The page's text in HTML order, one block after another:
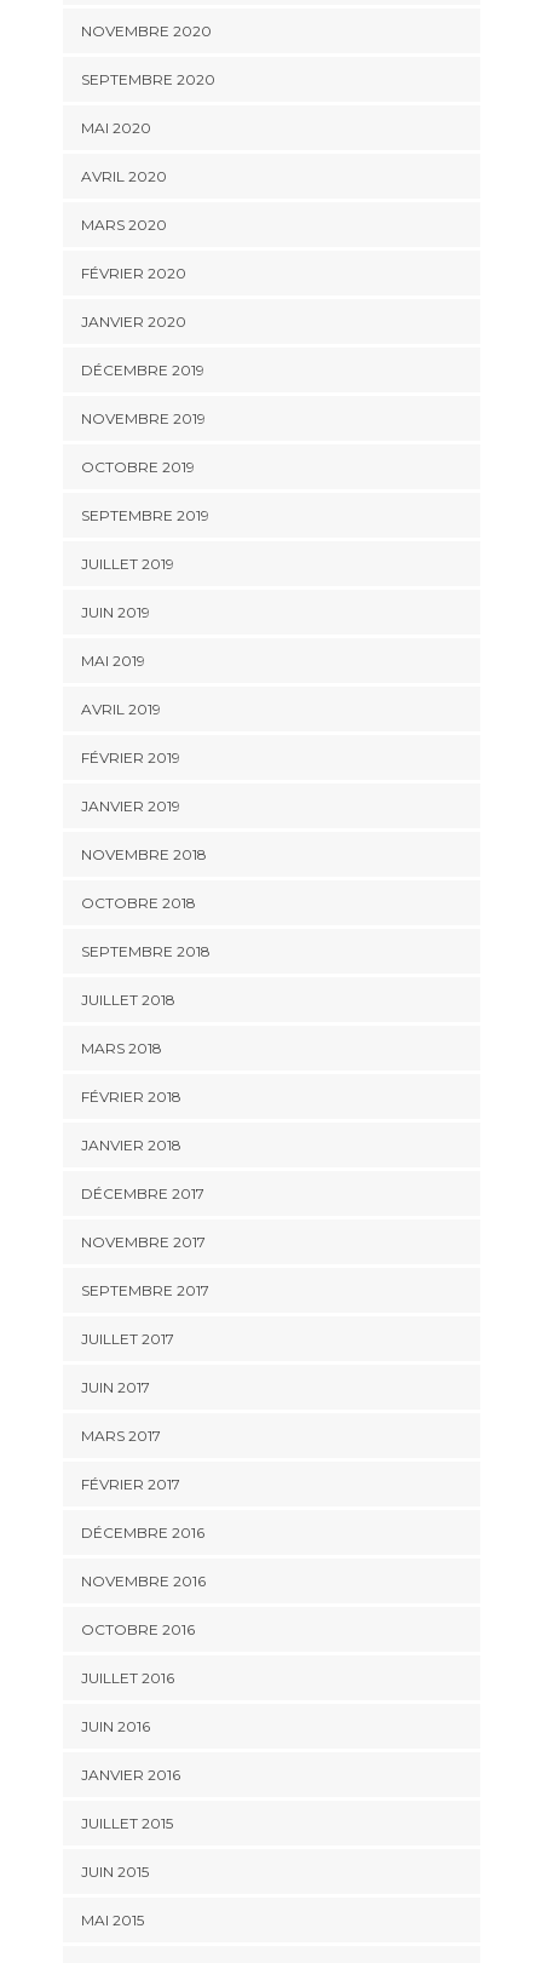
NOVEMBRE 2020
SEPTEMBRE 2020
MAI 2020
AVRIL 2020
MARS 2020
FÉVRIER 2020
JANVIER 2020
DÉCEMBRE 2019
NOVEMBRE 2019
OCTOBRE 2019
SEPTEMBRE 2019
JUILLET 2019
JUIN 2019
MAI 2019
AVRIL 2019
FÉVRIER 2019
JANVIER 2019
NOVEMBRE 2018
OCTOBRE 2018
SEPTEMBRE 2018
JUILLET 2018
MARS 2018
FÉVRIER 2018
JANVIER 2018
DÉCEMBRE 2017
NOVEMBRE 2017
SEPTEMBRE 2017
JUILLET 2017
JUIN 2017
MARS 2017
FÉVRIER 2017
DÉCEMBRE 2016
NOVEMBRE 2016
OCTOBRE 2016
JUILLET 2016
JUIN 2016
JANVIER 2016
JUILLET 2015
JUIN 2015
MAI 2015